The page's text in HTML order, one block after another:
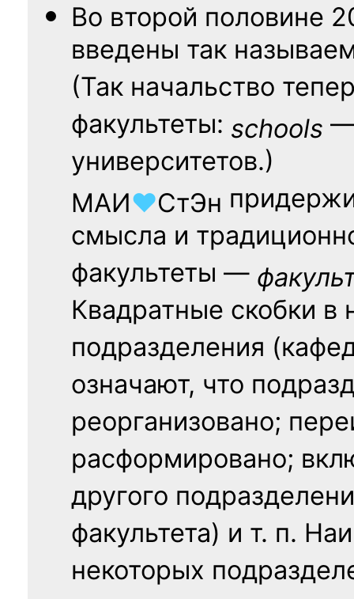
Во второй половине
введены так
(Так начальство
факультеты: schools —
университетов.)
МАИ♥СтЭн
смысла и
факультеты —
Квадратные скобки в
подразделения
означают, что
реорганизовано;
расформировано;
другого
факультета) и т. п.
некоторых